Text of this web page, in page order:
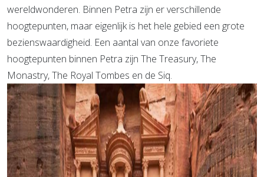
wereldwonderen. Binnen Petra zijn er verschillende
hoogtepunten, maar eigenlijk is het hele gebied een grote
bezienswaardigheid. Een aantal van onze favoriete
hoogtepunten binnen Petra zijn The Treasury, The
Monastry, The Royal Tombes en de Siq.